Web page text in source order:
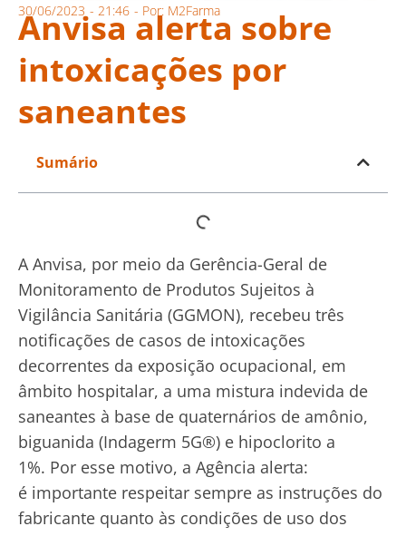
30/06/2023 - 21:46 - Por: M2Farma
Anvisa alerta sobre
intoxicações por
saneantes
Sumário
A Anvisa, por meio da Gerência-Geral de
Monitoramento de Produtos Sujeitos à
Vigilância Sanitária (GGMON), recebeu três
notificações de casos de intoxicações
decorrentes da exposição ocupacional, em
âmbito hospitalar, a uma mistura indevida de
saneantes à base de quaternários de amônio,
biguanida (Indagerm 5G®) e hipoclorito a
1%. Por esse motivo, a Agência alerta:
é importante respeitar sempre as instruções do
fabricante quanto às condições de uso dos